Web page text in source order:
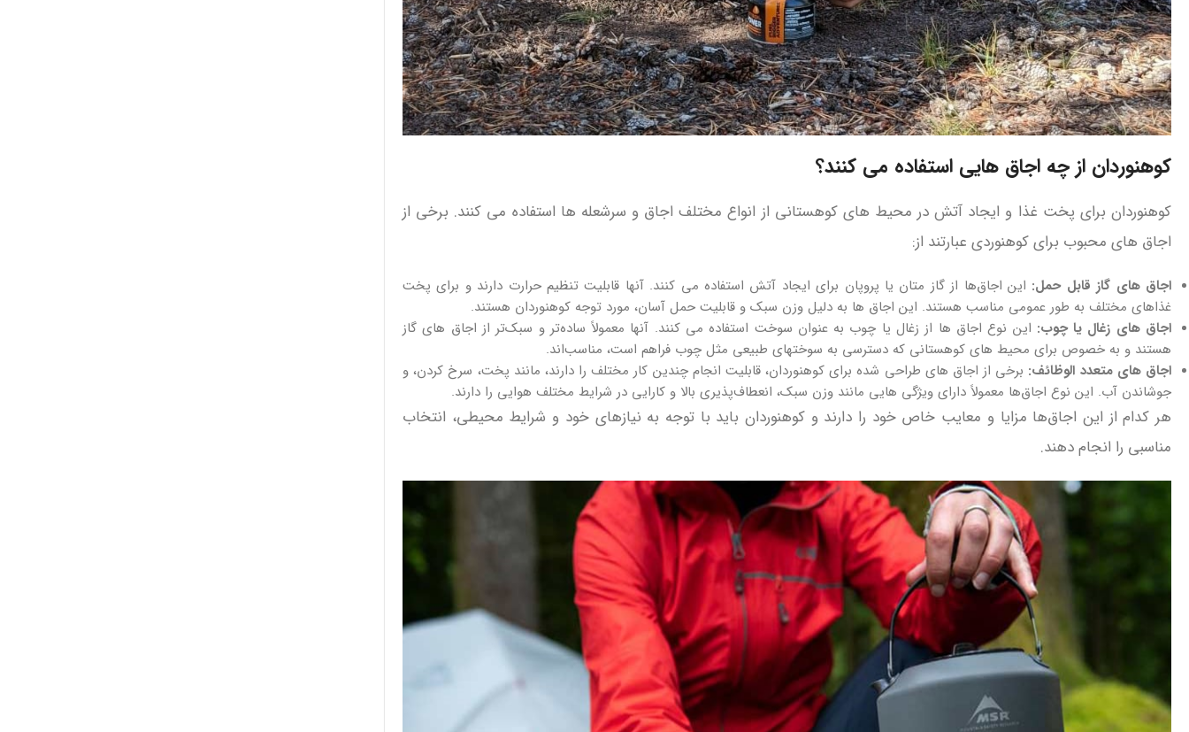
کوهنوردان از چه اجاق هایی استفاده می کنند؟
کوهنوردان برای پخت غذا و ایجاد آتش در محیط‌ های کوهستانی از انواع مختلف اجاق‌ و سرشعله ها استفاده می‌ کنند. برخی از
اجاق‌ های محبوب برای کوهنوردی عبارتند از:
اجاق‌ های گاز قابل حمل: این اجاق‌ها از گاز متان یا پروپان برای ایجاد آتش استفاده می‌ کنند. آنها قابلیت تنظیم حرارت دارند و برای پخت
غذاهای مختلف به طور عمومی مناسب هستند. این اجاق‌ ها به دلیل وزن سبک و قابلیت حمل آسان، مورد توجه کوهنوردان هستند.
اجاق‌ های زغال یا چوب: این نوع اجاق‌ ها از زغال یا چوب به عنوان سوخت استفاده می‌ کنند. آنها معمولاً ساده‌تر و سبک‌تر از اجاق‌ های گاز
هستند و به‌ خصوص برای محیط‌ های کوهستانی که دسترسی به سوختهای طبیعی مثل چوب فراهم است، مناسب‌اند.
اجاق‌ های متعدد الوظائف: برخی از اجاق‌ های طراحی شده برای کوهنوردان، قابلیت انجام چندین کار مختلف را دارند، مانند پخت، سرخ کردن، و
جوشاندن آب. این نوع اجاق‌ها معمولاً دارای ویژگی‌ هایی مانند وزن سبک، انعطاف‌پذیری بالا و کارایی در شرایط مختلف هوایی را دارند.
هر کدام از این اجاق‌ها مزایا و معایب خاص خود را دارند و کوهنوردان باید با توجه به نیازهای خود و شرایط محیطی، انتخاب
مناسبی را انجام دهند.